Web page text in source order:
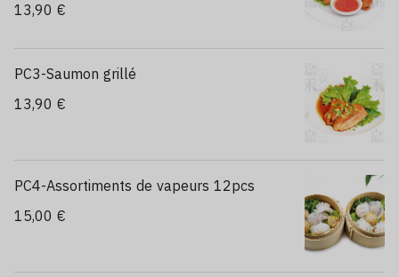
13,90 €
PC3-Saumon grillé
13,90 €
PC4-Assortiments de vapeurs 12pcs
15,00 €